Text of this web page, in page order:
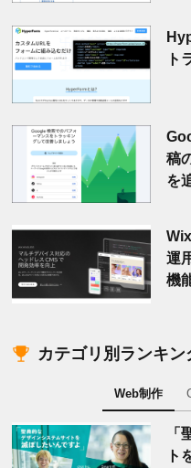
ト
稿
を
運
機
カテゴリ別ランキン
Web制作
ト